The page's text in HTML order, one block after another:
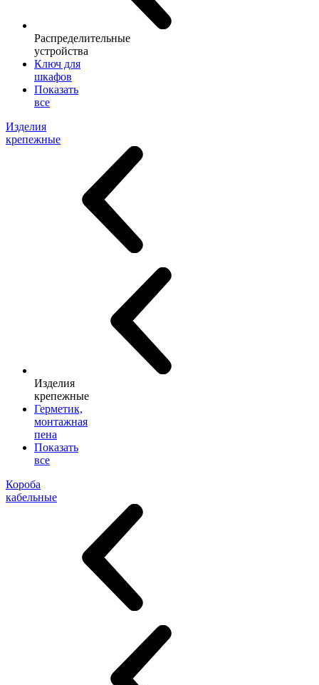
Распределительные
устройства
Ключ для
шкафов
Показать
все
Изделия
крепежные
Изделия
крепежные
Герметик,
монтажная
пена
Показать
все
Короба
кабельные